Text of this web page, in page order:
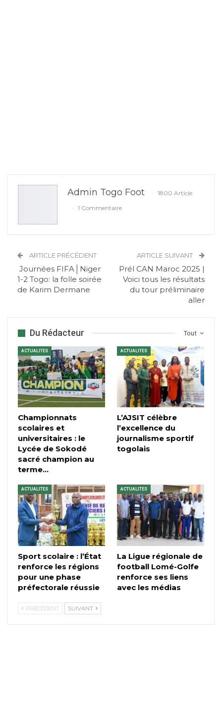
Admin Togo Foot
1800 Article
1 Commentaire
ARTICLE PRÉCÉDENT
Journées FIFA│Niger
1-2 Togo: la folle soirée
de Karim Dermane
ARTICLE SUIVANT
Prél CAN Maroc 2025 |
Voici tous les résultats
du tour préliminaire
aller
Tout
Du Rédacteur
ACTUALITES
Championnats
scolaires et
universitaires : le
Lycée de Sokodé
sacré champion au
terme…
ACTUALITES
L’AJSIT célèbre
l’excellence du
journalisme sportif
togolais
ACTUALITES
Sport scolaire : l’État
renforce les régions
pour une phase
préfectorale réussie
ACTUALITES
La Ligue régionale de
football Lomé-Golfe
renforce ses liens
avec les médias
PRÉCÉDENT SUIVANT